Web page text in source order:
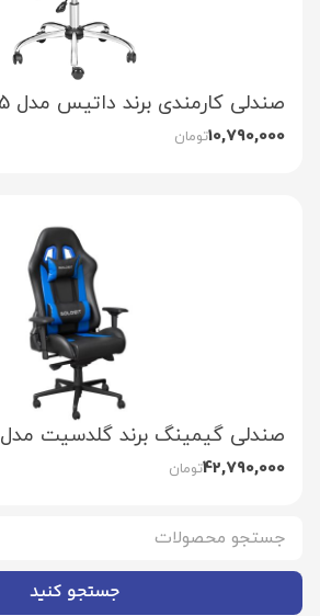
جستجو کنید
صندلی کارمندی برند داتیس مدل ER325
10,790,000تومان
صندلی گیمینگ برند گلدسیت مدل GX1
42,790,000تومان